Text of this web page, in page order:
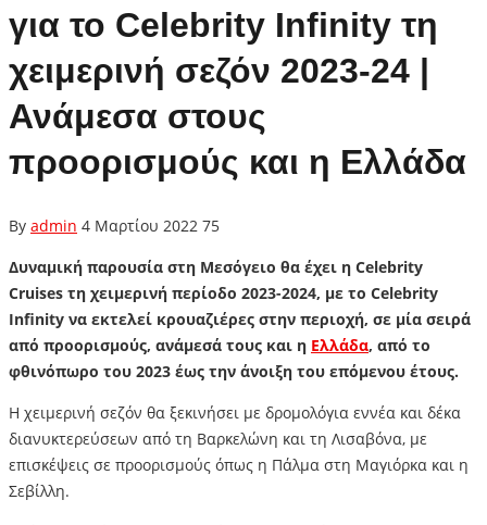
για το Celebrity Infinity τη
χειμερινή σεζόν 2023-24 |
Ανάμεσα στους
προορισμούς και η Ελλάδα
By admin 4 Μαρτίου 2022 75
Δυναμική παρουσία στη Μεσόγειο θα έχει η Celebrity
Cruises τη χειμερινή περίοδο 2023-2024, με το Celebrity
Infinity να εκτελεί κρουαζιέρες στην περιοχή, σε μία σειρά
από προορισμούς, ανάμεσά τους και η Ελλάδα, από το
φθινόπωρο του 2023 έως την άνοιξη του επόμενου έτους.
Η χειμερινή σεζόν θα ξεκινήσει με δρομολόγια εννέα και δέκα
διανυκτερεύσεων από τη Βαρκελώνη και τη Λισαβόνα, με
επισκέψεις σε προορισμούς όπως η Πάλμα στη Μαγιόρκα και η
Σεβίλλη.